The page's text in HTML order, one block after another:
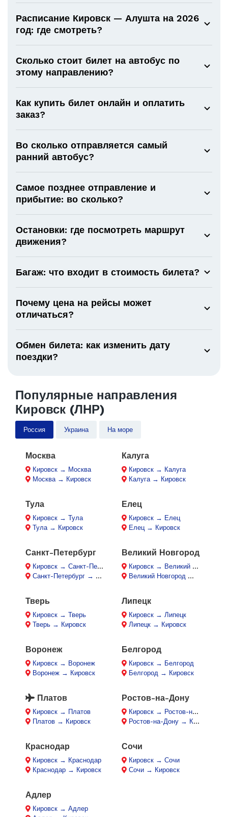
Расписание Кировск — Алушта на 2026
год: где смотреть?
Сколько стоит билет на автобус по
этому направлению?
Как купить билет онлайн и оплатить
заказ?
Во сколько отправляется самый
ранний автобус?
Самое позднее отправление и
прибытие: во сколько?
Остановки: где посмотреть маршрут
движения?
Багаж: что входит в стоимость билета?
Почему цена на рейсы может
отличаться?
Обмен билета: как изменить дату
поездки?
Популярные направления
Кировск (ЛНР)
Россия Украина На море
Москва
Кировск → Москва
Москва → Кировск
Калуга
Кировск → Калуга
Калуга → Кировск
Тула
Кировск → Тула
Тула → Кировск
Елец
Кировск → Елец
Елец → Кировск
Санкт-Петербург
Кировск → Санкт-Петербург
Санкт-Петербург → Кировск
Великий Новгород
Кировск → Великий Новгород
Великий Новгород → Кировск
Тверь
Кировск → Тверь
Тверь → Кировск
Липецк
Кировск → Липецк
Липецк → Кировск
Воронеж
Кировск → Воронеж
Воронеж → Кировск
Белгород
Кировск → Белгород
Белгород → Кировск
Платов
Кировск → Платов
Платов → Кировск
Ростов-на-Дону
Кировск → Ростов-на-Дону
Ростов-на-Дону → Кировск
Краснодар
Кировск → Краснодар
Краснодар → Кировск
Сочи
Кировск → Сочи
Сочи → Кировск
Адлер
Кировск → Адлер